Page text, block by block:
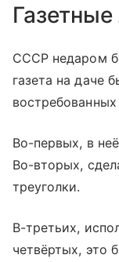
СССР недаром
газета на даче
Во-первых, в
Во-вторых,
треуголки.
В-третьих,
четвёртых, это